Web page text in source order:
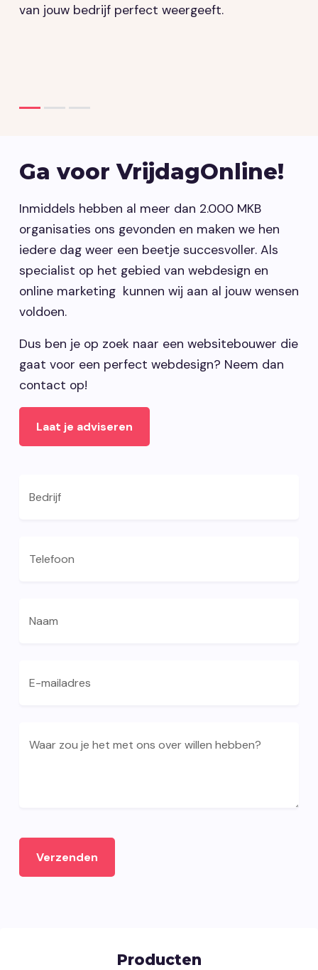
van jouw bedrijf perfect weergeeft.
Ga voor VrijdagOnline!
Inmiddels hebben al meer dan 2.000 MKB
organisaties ons gevonden en maken we hen
iedere dag weer een beetje succesvoller. Als
specialist op het gebied van webdesign en
online marketing kunnen wij aan al jouw wensen
voldoen.
Dus ben je op zoek naar een websitebouwer die
gaat voor een perfect webdesign? Neem dan
contact op!
Laat je adviseren
Bedrijf
Telefoon
Naam
E-mailadres
Waar zou je het met ons over willen hebben?
Producten